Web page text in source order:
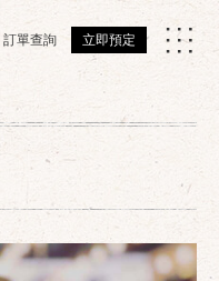
訂單查詢 立即預定